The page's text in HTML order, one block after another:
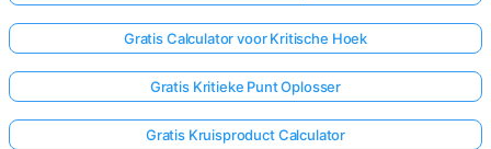
Gratis Calculator voor Kritische Hoek
Gratis Kritieke Punt Oplosser
Gratis Kruisproduct Calculator